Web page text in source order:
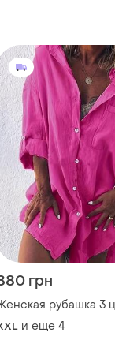
грн
рубашка 3
и еще 4